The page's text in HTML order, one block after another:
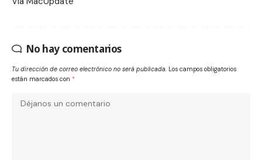
No hay comentarios
Tu dirección de correo electrónico no será publicada. Los campos obligatorios
están marcados con *